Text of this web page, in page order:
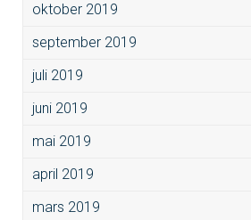
oktober 2019
september 2019
juli 2019
juni 2019
mai 2019
april 2019
mars 2019